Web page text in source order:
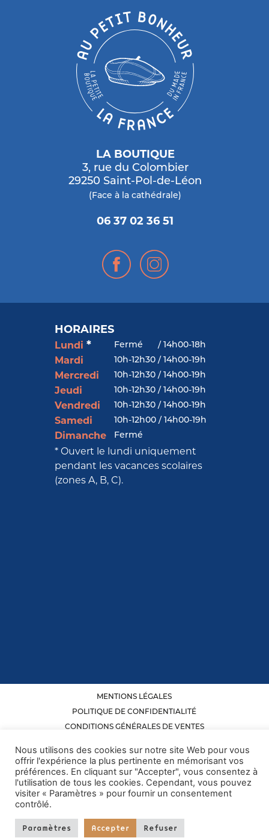
LA BOUTIQUE
3, rue du Colombier
29250 Saint-Pol-de-Léon
(Face à la cathédrale)
06 37 02 36 51
HORAIRES
Lundi *
Mardi
Mercredi
Jeudi
Vendredi
Samedi
Dimanche
Fermé / 14h00-18h
10h-12h30 / 14h00-19h
10h-12h30 / 14h00-19h
10h-12h30 / 14h00-19h
10h-12h30 / 14h00-19h
10h-12h00 / 14h00-19h
Fermé
* Ouvert le lundi uniquement
pendant les vacances scolaires
(zones A, B, C).
MENTIONS LÉGALES
POLITIQUE DE CONFIDENTIALITÉ
CONDITIONS GÉNÉRALES DE VENTES
Nous utilisons des cookies sur notre site Web pour vous
offrir l'expérience la plus pertinente en mémorisant vos
préférences. En cliquant sur "Accepter", vous consentez à
l'utilisation de tous les cookies. Cependant, vous pouvez
visiter « Paramètres » pour fournir un consentement
contrôlé.
Paramètres Accepter Refuser